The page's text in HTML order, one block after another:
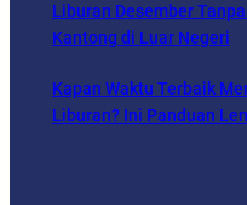
Liburan Desember
Kantong di Luar Negeri
Kapan Waktu Terbaik
Liburan? Ini Panduan